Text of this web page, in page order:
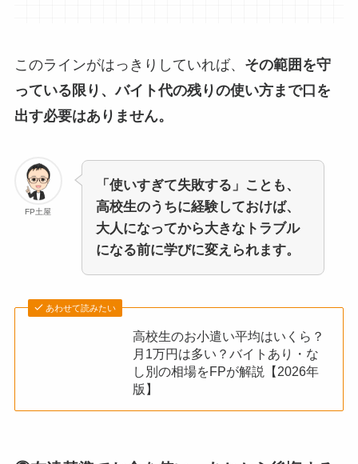
このラインがはっきりしていれば、 その範囲を守
っている限り、バイト代の残りの使い方まで口を
出す必要はありません。
FP土屋
「使いすぎて失敗する」ことも、
高校生のうちに経験しておけば、
大人になってから大きなトラブル
になる前に学びに変えられます。
あわせて読みたい
高校生のお小遣い平均はいくら？
月1万円は多い？バイトあり・な
し別の相場をFPが解説【2026年
版】